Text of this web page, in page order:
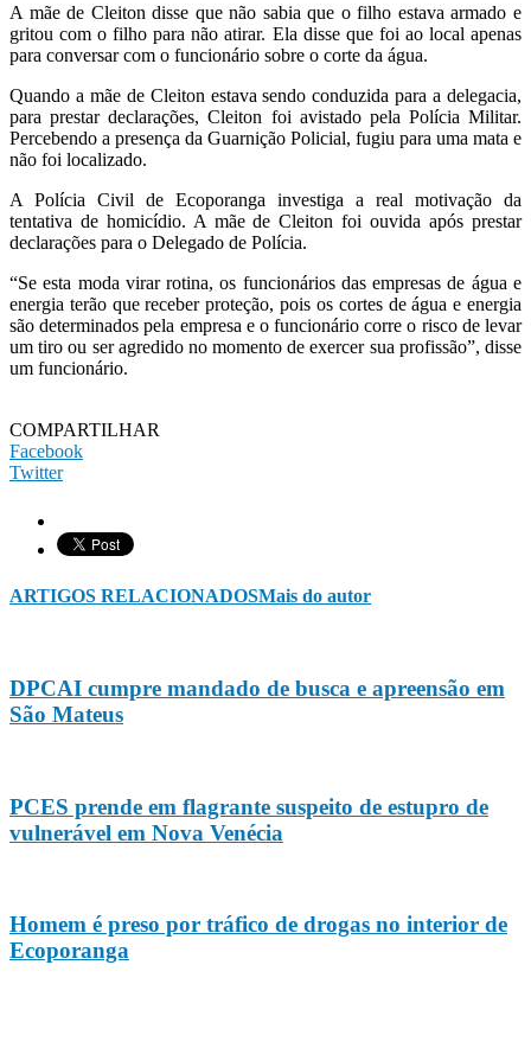
A mãe de Cleiton disse que não sabia que o filho estava armado e
gritou com o filho para não atirar. Ela disse que foi ao local apenas
para conversar com o funcionário sobre o corte da água.
Quando a mãe de Cleiton estava sendo conduzida para a delegacia,
para prestar declarações, Cleiton foi avistado pela Polícia Militar.
Percebendo a presença da Guarnição Policial, fugiu para uma mata e
não foi localizado.
A Polícia Civil de Ecoporanga investiga a real motivação da
tentativa de homicídio. A mãe de Cleiton foi ouvida após prestar
declarações para o Delegado de Polícia.
“Se esta moda virar rotina, os funcionários das empresas de água e
energia terão que receber proteção, pois os cortes de água e energia
são determinados pela empresa e o funcionário corre o risco de levar
um tiro ou ser agredido no momento de exercer sua profissão”, disse
um funcionário.
COMPARTILHAR
Facebook
Twitter
ARTIGOS RELACIONADOSMais do autor
DPCAI cumpre mandado de busca e apreensão em
São Mateus
PCES prende em flagrante suspeito de estupro de
vulnerável em Nova Venécia
Homem é preso por tráfico de drogas no interior de
Ecoporanga